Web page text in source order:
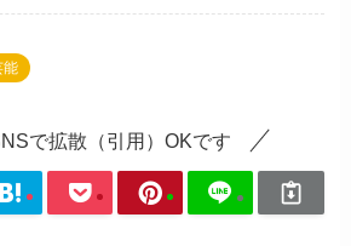
能
で拡散（引用）OKです